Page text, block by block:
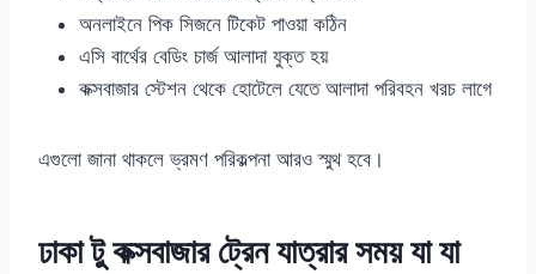
অনলাইনে পিক সিজনে টিকেট পাওয়া কঠিন
এসি বার্থের বেডিং চার্জ আলাদা যুক্ত হয়
কক্সবাজার স্টেশন থেকে হোটেলে যেতে আলাদা পরিবহন খরচ লাগে
এগুলো জানা থাকলে ভ্রমণ পরিকল্পনা আরও স্মুথ হবে।
ঢাকা টু কক্সবাজার ট্রেন যাত্রার সময় যা যা